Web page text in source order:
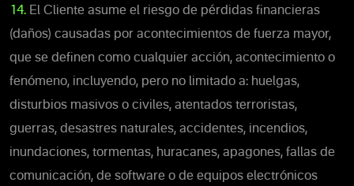
14. El Cliente asume el riesgo de pérdidas financieras
(daños) causadas por acontecimientos de fuerza mayor,
que se definen como cualquier acción, acontecimiento o
fenómeno, incluyendo, pero no limitado a: huelgas,
disturbios masivos o civiles, atentados terroristas,
guerras, desastres naturales, accidentes, incendios,
inundaciones, tormentas, huracanes, apagones, fallas de
comunicación, de software o de equipos electrónicos